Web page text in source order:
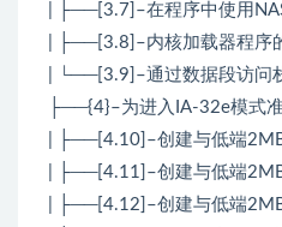
| ├──[3.7]–在程序中使用
| ├──[3.8]–内核加载器程序
| └──[3.9]–通过数据段访问
├──{4}–为进入IA-32e模式
| ├──[4.10]–创建与低端
| ├──[4.11]–创建与低端
| ├──[4.12]–创建与低端